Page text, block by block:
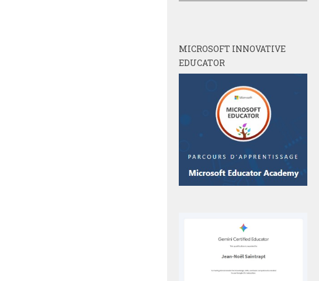
MICROSOFT INNOVATIVE
EDUCATOR